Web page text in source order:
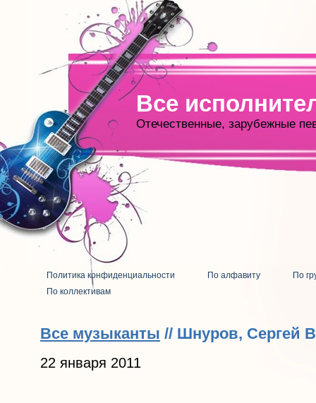
Все
Отечественные, зарубежные
Политика конфиденциальности По алфавиту
По
По коллективам
Все музыканты // Шнуров, Сергей
22 января 2011